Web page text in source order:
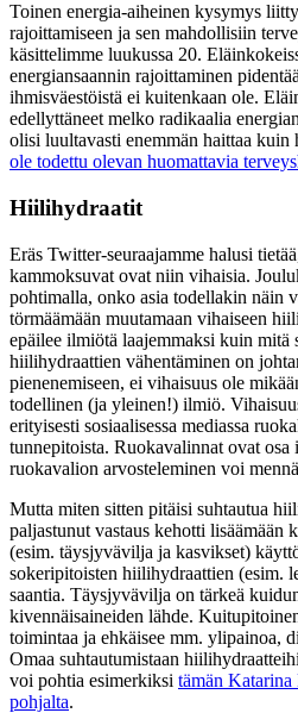
Toinen energia-aiheinen kysymys
rajoittamiseen ja sen mahdollisiin
käsittelimme luukussa 20.
energiansaannin rajoittaminen
ihmisväestöistä ei kuitenkaan ole.
edellyttäneet melko radikaalia
olisi luultavasti enemmän haittaa kuin
ole todettu olevan huomattavia
Hiilihydraatit
Eräs Twitter-seuraajamme halusi
kammoksuvat ovat niin vihaisia.
pohtimalla, onko asia todellakin näin
törmäämään muutamaan vihaiseen
epäilee ilmiötä laajemmaksi kuin mitä
hiilihydraattien vähentäminen on
pienenemiseen, ei vihaisuus ole
todellinen (ja yleinen!) ilmiö.
erityisesti sosiaalisessa mediassa
tunnepitoista. Ruokavalinnat ovat osa
ruokavalion arvosteleminen voi
Mutta miten sitten pitäisi suhtautua
paljastunut vastaus kehotti lisäämään
(esim. täysjyvävilja ja kasvikset)
sokeripitoisten hiilihydraattien (esim.
saantia. Täysjyvävilja on tärkeä
kivennäisaineiden lähde.
toimintaa ja ehkäisee mm. ylipainoa,
Omaa suhtautumistaan
voi pohtia esimerkiksi tämän
pohjalta.